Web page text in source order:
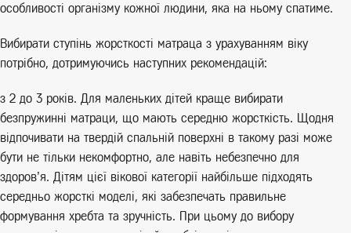
особливості організму кожної людини, яка на ньому спатиме.
Вибирати ступінь жорсткості матраца з урахуванням віку
потрібно, дотримуючись наступних рекомендацій:
з 2 до 3 років. Для маленьких дітей краще вибирати
безпружинні матраци, що мають середню жорсткість. Щодня
відпочивати на твердій спальній поверхні в такому разі може
бути не тільки некомфортно, але навіть небезпечно для
здоров’я. Дітям цієї вікової категорії найбільше підходять
середньо жорсткі моделі, які забезпечать правильне
формування хребта та зручність. При цьому до вибору